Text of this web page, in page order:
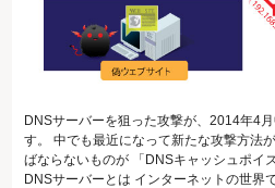
DNSサーバーを狙った攻撃が、2014年4
す。 中でも最近になって新たな攻撃方法
ばならないものが 「DNSキャッシュポイ
DNSサーバーとは インターネットの世界